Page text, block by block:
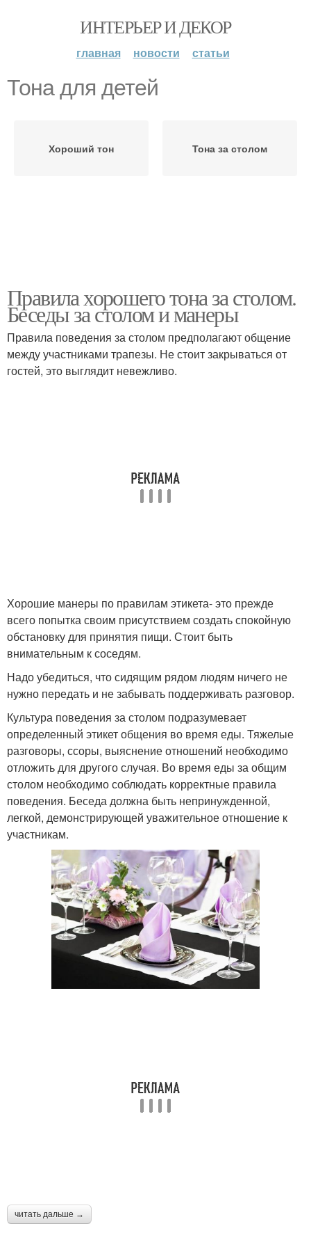
ИНТЕРЬЕР И ДЕКОР
главная новости статьи
Тона для детей
Хороший тон Тона за столом
Правила хорошего тона за столом.
Беседы за столом и манеры
Правила поведения за столом предполагают общение
между участниками трапезы. Не стоит закрываться от
гостей, это выглядит невежливо.
Хорошие манеры по правилам этикета- это прежде
всего попытка своим присутствием создать спокойную
обстановку для принятия пищи. Стоит быть
внимательным к соседям.
Надо убедиться, что сидящим рядом людям ничего не
нужно передать и не забывать поддерживать разговор.
Культура поведения за столом подразумевает
определенный этикет общения во время еды. Тяжелые
разговоры, ссоры, выяснение отношений необходимо
отложить для другого случая. Во время еды за общим
столом необходимо соблюдать корректные правила
поведения. Беседа должна быть непринужденной,
легкой, демонстрирующей уважительное отношение к
участникам.
читать дальше →